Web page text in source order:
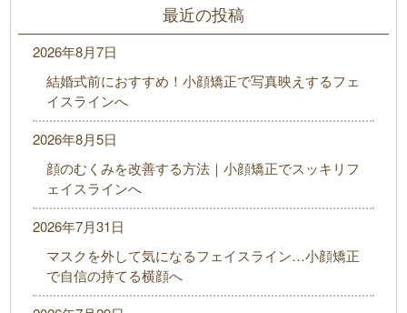
最近の投稿
結婚式前におすすめ！小顔矯正で写真映えするフェ
イスラインへ
2026年8月7日
顔のむくみを改善する方法｜小顔矯正でスッキリフ
ェイスラインへ
2026年8月5日
マスクを外して気になるフェイスライン…小顔矯正
で自信の持てる横顔へ
2026年7月31日